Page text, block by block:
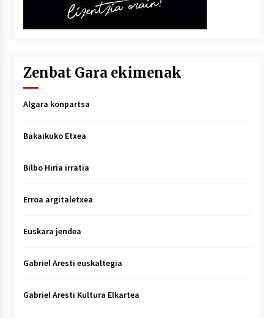
Zenbat Gara ekimenak
Algara konpartsa
Bakaikuko Etxea
Bilbo Hiria irratia
Erroa argitaletxea
Euskara jendea
Gabriel Aresti euskaltegia
Gabriel Aresti Kultura Elkartea